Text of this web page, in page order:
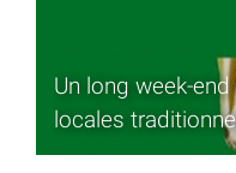
Un long week-
locales